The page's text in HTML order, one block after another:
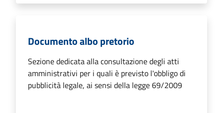
Documento albo pretorio
Sezione dedicata alla consultazione degli atti
amministrativi per i quali è previsto l'obbligo di
pubblicità legale, ai sensi della legge 69/2009